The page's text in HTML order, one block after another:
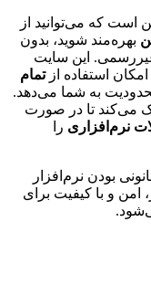
است که می‌توانید از
بهره‌مند شوید، بدون
این سایت
استفاده ازتمام
به شما می‌دهد.
می‌کند تا در صورت
نرم‌افزاری را
بودن نرم‌افزار
امن و با کیفیت برای